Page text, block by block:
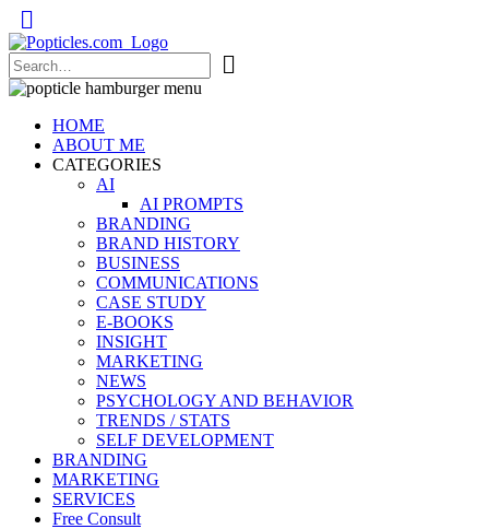
Popticles.com
HOME
ABOUT ME
CATEGORIES
AI
AI PROMPTS
BRANDING
BRAND HISTORY
BUSINESS
COMMUNICATIONS
CASE STUDY
E-BOOKS
INSIGHT
MARKETING
NEWS
PSYCHOLOGY AND BEHAVIOR
TRENDS / STATS
SELF DEVELOPMENT
BRANDING
MARKETING
SERVICES
Free Consult